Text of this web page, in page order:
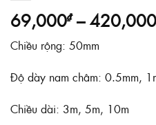
69,000₫ – 420,000
Chiều rộng: 50mm
Độ dày nam châm: 0.5mm,
Chiều dài: 3m, 5m, 10m